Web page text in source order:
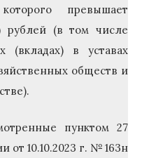
превышает
рублей (в том числе
(вкладах) в уставах
обществ и
пунктом 27
от 10.10.2023 г. № 163н